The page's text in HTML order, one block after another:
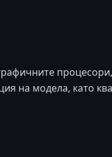
на модела, като